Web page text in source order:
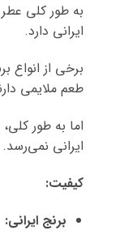
به طور کلی
ایرانی دارد.
برخی از انواع
طعم ملایمی
اما به طور
ایرانی نمی‌رسد.
کیفیت:
برنج ایرانی: